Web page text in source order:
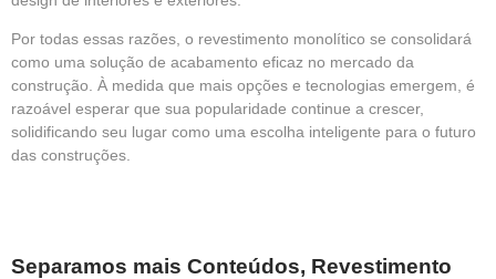
Por todas essas razões, o revestimento monolítico se consolidará
como uma solução de acabamento eficaz no mercado da
construção. À medida que mais opções e tecnologias emergem, é
razoável esperar que sua popularidade continue a crescer,
solidificando seu lugar como uma escolha inteligente para o futuro
das construções.
Separamos mais Conteúdos, Revestimento